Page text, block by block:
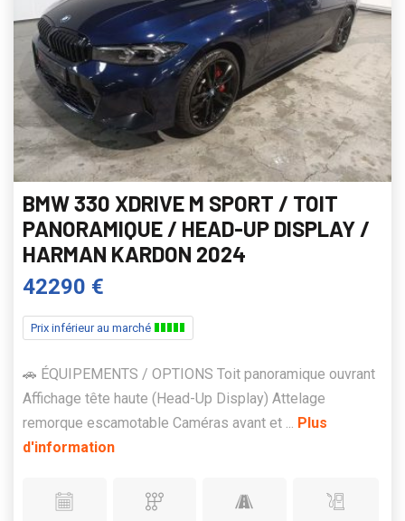
BMW 330 XDRIVE M SPORT / TOIT
PANORAMIQUE / HEAD-UP DISPLAY /
HARMAN KARDON 2024
42290 €
Prix inférieur au marché
🚗 ÉQUIPEMENTS / OPTIONS Toit panoramique ouvrant
Affichage tête haute (Head-Up Display) Attelage
remorque escamotable Caméras avant et ... Plus
d'information